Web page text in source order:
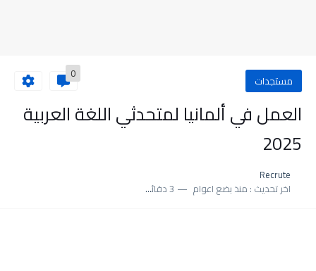
مستجدات 0
العمل في ألمانيا لمتحدثي اللغة العربية
2025
Recrute
اخر تحديث : منذ بضع اعوام 3 دقائق للقراءة